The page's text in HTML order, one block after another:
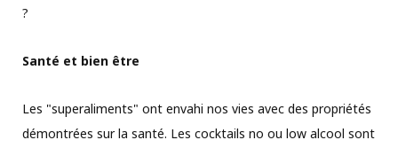
?
Santé et bien être
Les "superaliments" ont envahi nos vies avec des propriétés
démontrées sur la santé. Les cocktails no ou low alcool sont